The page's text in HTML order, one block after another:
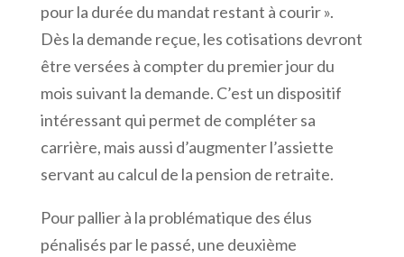
pour la durée du mandat restant à courir ».
Dès la demande reçue, les cotisations devront
être versées à compter du premier jour du
mois suivant la demande. C’est un dispositif
intéressant qui permet de compléter sa
carrière, mais aussi d’augmenter l’assiette
servant au calcul de la pension de retraite.
Pour pallier à la problématique des élus
pénalisés par le passé, une deuxième